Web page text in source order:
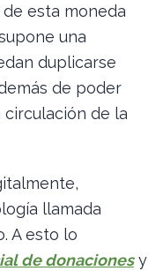
esta moneda
una
duplicarse
de poder
de la
llamada
A esto lo
de donacionesy